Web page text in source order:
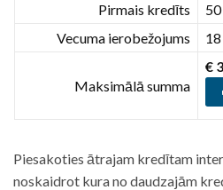
Pirmais kredīts
Vecuma ierobežojums
Maksimālā summa
€
Piesakoties ātrajam kredītam
noskaidrot kura no daudzajām